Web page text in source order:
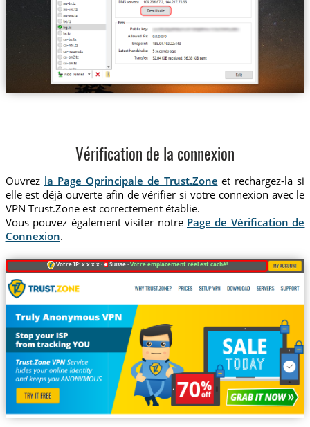
Vérification de la connexion
Ouvrez la Page Oprincipale de Trust.Zone et rechargez-la si
elle est déjà ouverte afin de vérifier si votre connexion avec le
VPN Trust.Zone est correctement établie.
Vous pouvez également visiter notre Page de Vérification de
Connexion.
Votre IP: x.x.x.x · Suisse ·Votre emplacement réel est caché!